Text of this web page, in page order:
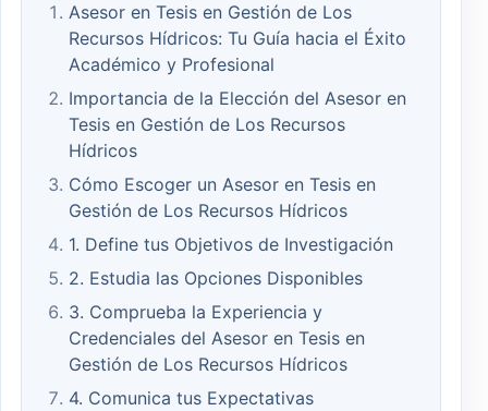
Asesor en Tesis en Gestión de Los
Recursos Hídricos: Tu Guía hacia el Éxito
Académico y Profesional
Importancia de la Elección del Asesor en
Tesis en Gestión de Los Recursos
Hídricos
Cómo Escoger un Asesor en Tesis en
Gestión de Los Recursos Hídricos
1. Define tus Objetivos de Investigación
2. Estudia las Opciones Disponibles
3. Comprueba la Experiencia y
Credenciales del Asesor en Tesis en
Gestión de Los Recursos Hídricos
4. Comunica tus Expectativas